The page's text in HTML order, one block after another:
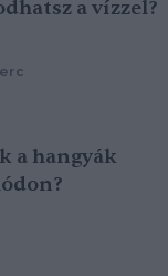
a vízzel?
a hangyák